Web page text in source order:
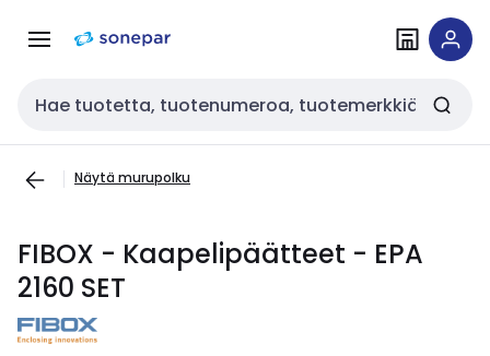
navigointiinsisältöön
Haku
Näytä murupolku
FIBOX - Kaapelipäätteet - EPA
2160 SET